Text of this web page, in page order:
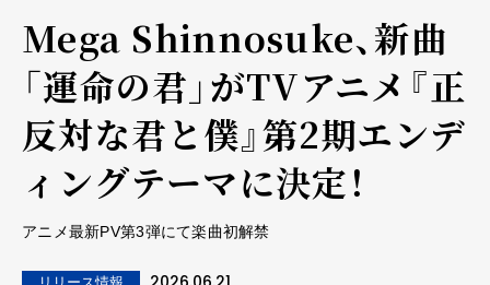
Mega Shinnosuke、新曲
「運命の君」がTVアニメ『正
反対な君と僕』第2期エンデ
ィングテーマに決定！
アニメ最新PV第3弾にて楽曲初解禁